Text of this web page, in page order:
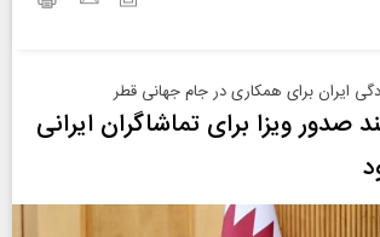
ایران برای همکاری در جام جهانی قطر
صدور ویزا برای تماشاگران ایرانی